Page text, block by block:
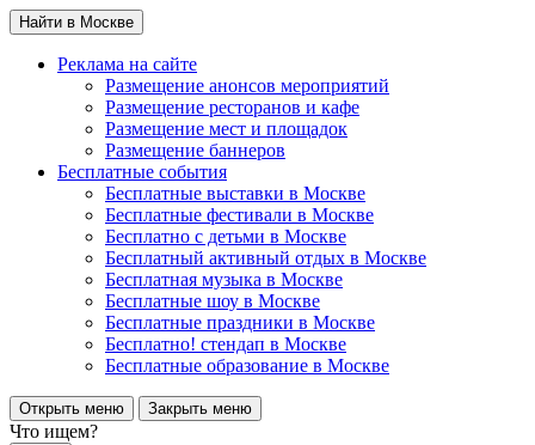
Найти в Москве
Реклама на сайте
Размещение анонсов мероприятий
Размещение ресторанов и кафе
Размещение мест и площадок
Размещение баннеров
Бесплатные события
Бесплатные выставки в Москве
Бесплатные фестивали в Москве
Бесплатно с детьми в Москве
Бесплатный активный отдых в Москве
Бесплатная музыка в Москве
Бесплатные шоу в Москве
Бесплатные праздники в Москве
Бесплатно! стендап в Москве
Бесплатные образование в Москве
Открыть меню Закрыть меню
Что ищем?